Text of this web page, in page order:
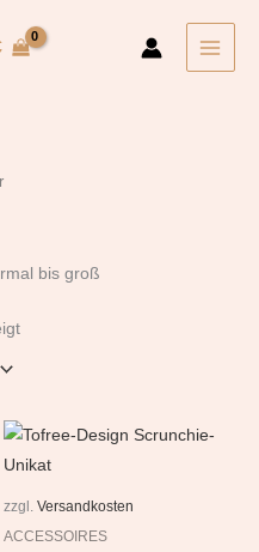
bis groß
zzgl. Versandkosten
ACCESSOIRES